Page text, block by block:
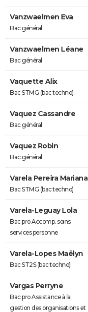
Vanzwaelmen Eva
Bac général
Vanzwaelmen Léane
Bac général
Vaquette Alix
Bac STMG (bac techno)
Vaquez Cassandre
Bac général
Vaquez Robin
Bac général
Varela Pereira Mariana
Bac STMG (bac techno)
Varela-Leguay Lola
Bac pro Accomp. soins
services personne
Varela-Lopes Maëlyn
Bac ST2S (bac techno)
Vargas Perryne
Bac pro Assistance à la
gestion des organisations et